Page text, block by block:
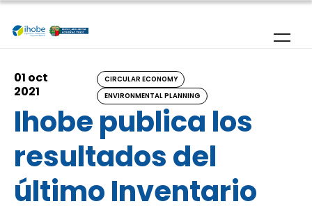
Skip to main content
01 oct
2021
CIRCULAR ECONOMY
ENVIRONMENTAL PLANNING
Ihobe publica los
resultados del
último Inventario